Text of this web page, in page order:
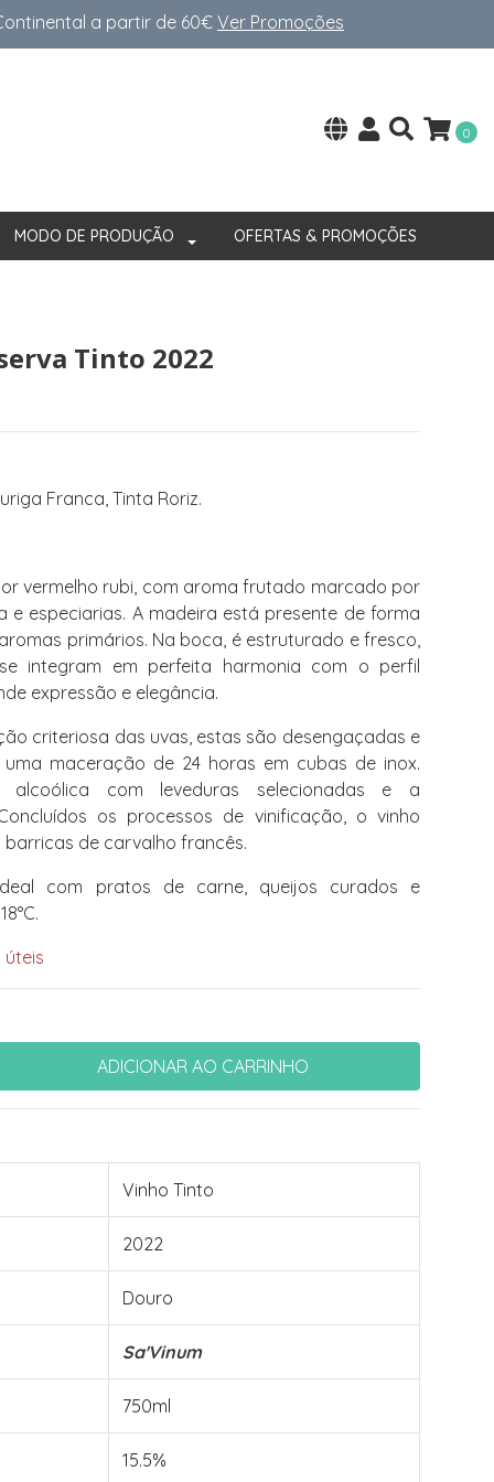
a partir de 60€Ver Promoções
0
MODO DE PRODUÇÃO OFERTAS & PROMOÇÕES
Tinto 2022
Franca, Tinta Roriz.
vermelho rubi, com aroma frutado marcado por
especiarias. A madeira está presente de forma
primários. Na boca, é estruturado e fresco,
integram em perfeita harmonia com o perfil
expressão e elegância.
criteriosa das uvas, estas são desengaçadas e
maceração de 24 horas em cubas de inox.
alcoólica com leveduras selecionadas e a
os processos de vinificação, o vinho
de carvalho francês.
com pratos de carne, queijos curados e
úteis
Vinho Tinto
2022
Douro
Sa'Vinum
750ml
15.5%